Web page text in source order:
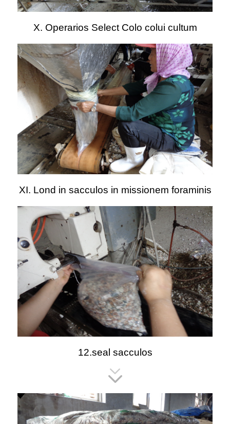
X. Operarios Select Colo colui cultum
XI. Lond in sacculos in missionem foraminis
12.seal sacculos